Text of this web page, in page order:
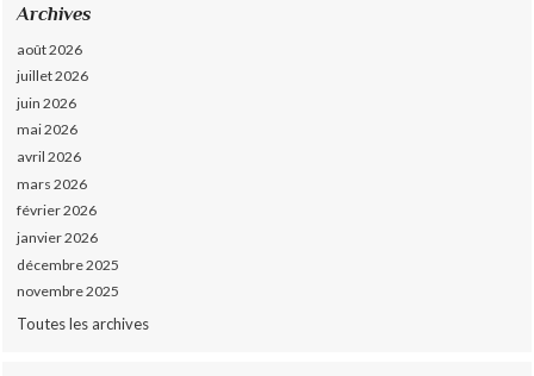
Archives
août 2026
juillet 2026
juin 2026
mai 2026
avril 2026
mars 2026
février 2026
janvier 2026
décembre 2025
novembre 2025
Toutes les archives